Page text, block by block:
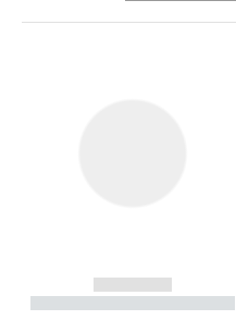
------------
----------- ----------- --------